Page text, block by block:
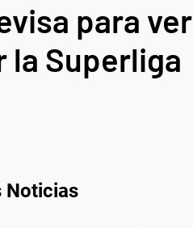
para ver
la Superliga
Noticias